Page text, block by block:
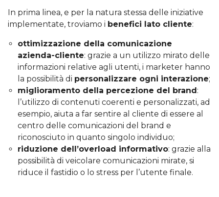
In prima linea, e per la natura stessa delle iniziative
implementate, troviamo i benefici lato cliente:
ottimizzazione della comunicazione
azienda-cliente: grazie a un utilizzo mirato delle
informazioni relative agli utenti, i marketer hanno
la possibilità di personalizzare ogni interazione;
miglioramento della percezione del brand:
l’utilizzo di contenuti coerenti e personalizzati, ad
esempio, aiuta a far sentire al cliente di essere al
centro delle comunicazioni del brand e
riconosciuto in quanto singolo individuo;
riduzione dell’overload informativo: grazie alla
possibilità di veicolare comunicazioni mirate, si
riduce il fastidio o lo stress per l’utente finale.